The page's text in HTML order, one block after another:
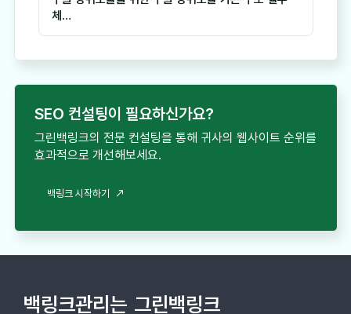
체…
SEO 컨설팅이 필요하신가요?
그린백링크의 전문 컨설팅을 통해 귀사의 웹사이트 순위를
효과적으로 개선해보세요.
백링크 시작하기
백링크관리는 그린백링크